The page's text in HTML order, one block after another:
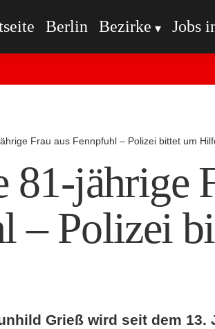
Berlin Bezirke Jobs
Frau aus Fennpfuhl – Polizei bittet um
81-jährige
– Polizei
Grieß wird seit dem 13.